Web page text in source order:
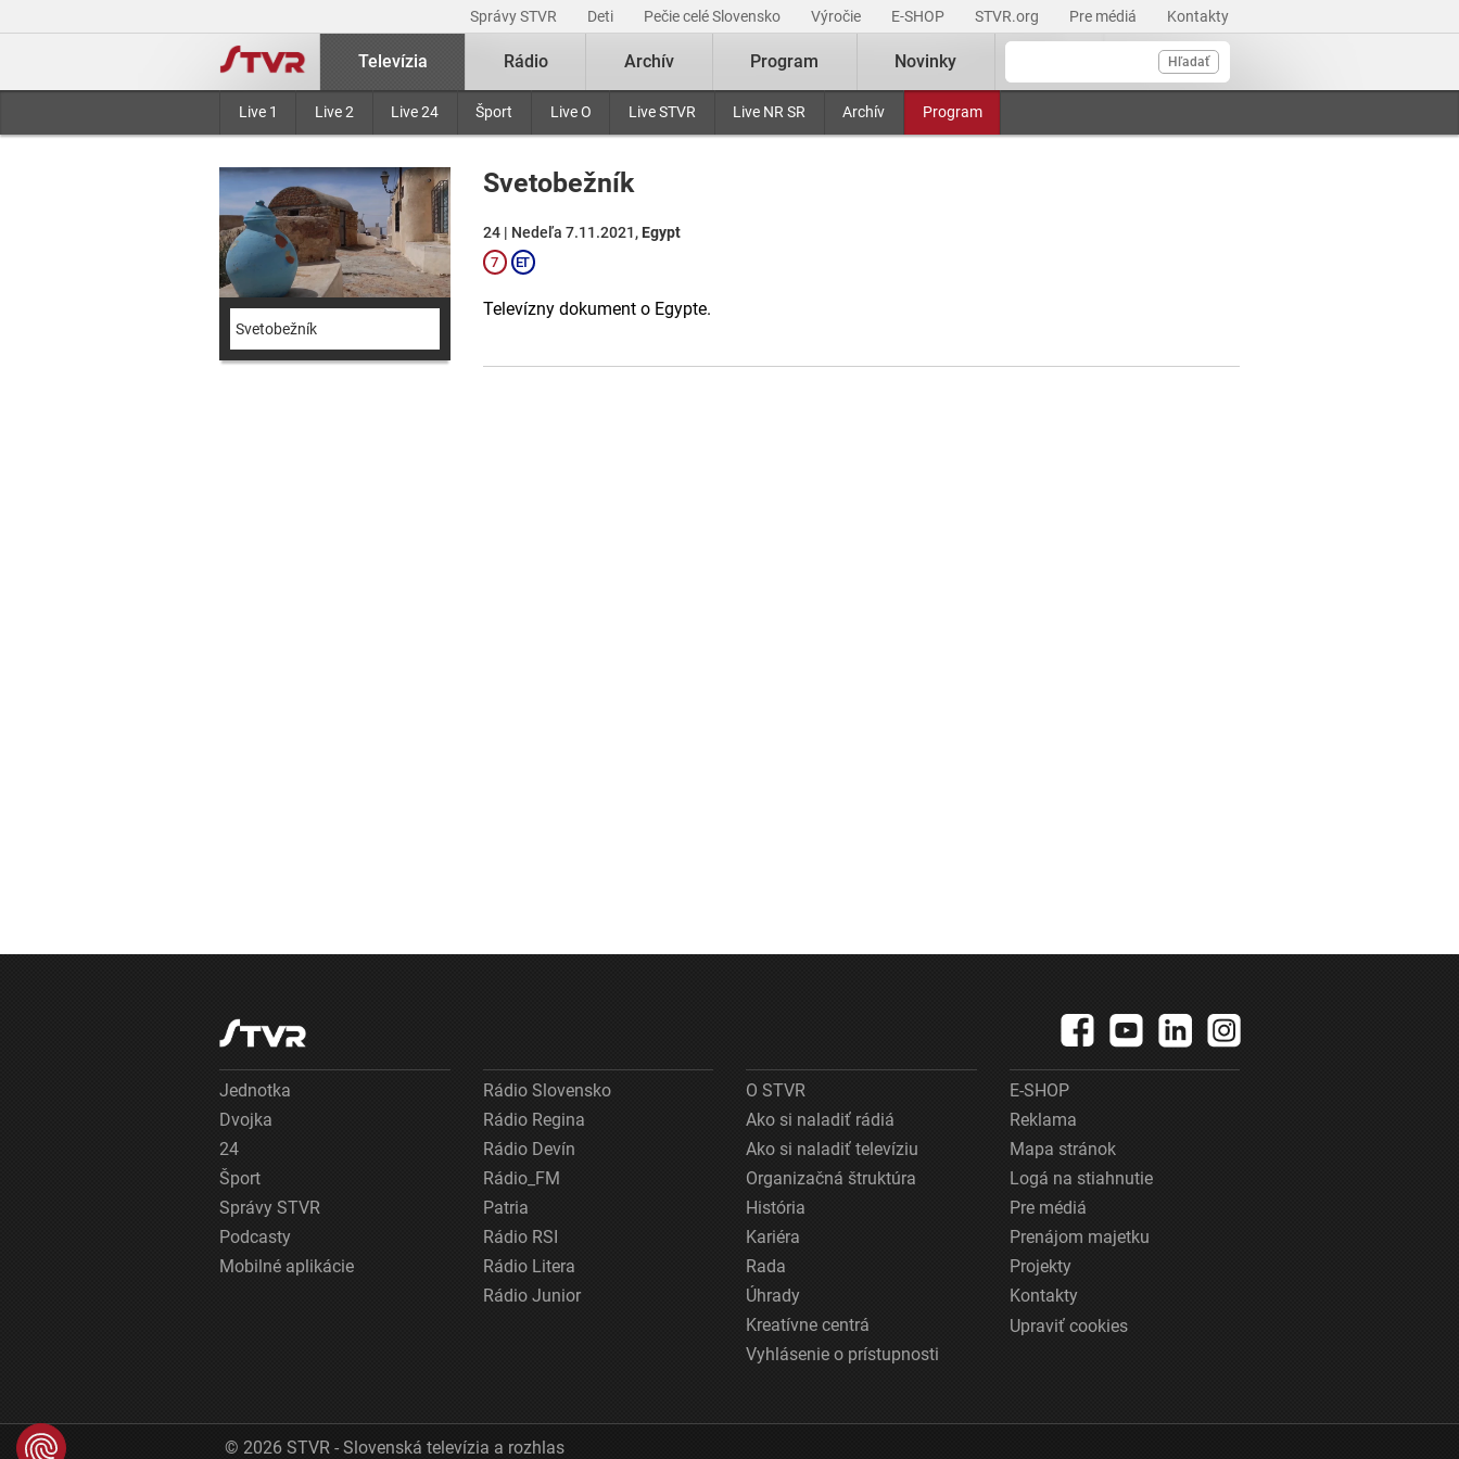
Správy STVR Deti Pečie celé Slovensko Výročie E-SHOP STVR.org Pre médiá Kontakty
Hľadať
Televízia
Live 1 Live 2 Live 24 Šport Live O Live STVR Live NR SR Archív Program
Rádio Archív Program Novinky
Svetobežník
Svetobežník
24 | Nedeľa 7.11.2021, Egypt
Televízny dokument o Egypte.
Jednotka
Dvojka
24
Šport
Správy STVR
Podcasty
Mobilné aplikácie
Rádio Slovensko
Rádio Regina
Rádio Devín
Rádio_FM
Patria
Rádio RSI
Rádio Litera
Rádio Junior
O STVR
Ako si naladiť rádiá
Ako si naladiť televíziu
Organizačná štruktúra
História
Kariéra
Rada
Úhrady
Kreatívne centrá
Vyhlásenie o prístupnosti
E-SHOP
Reklama
Mapa stránok
Logá na stiahnutie
Pre médiá
Prenájom majetku
Projekty
Kontakty
Upraviť cookies
© 2026 STVR - Slovenská televízia a rozhlas